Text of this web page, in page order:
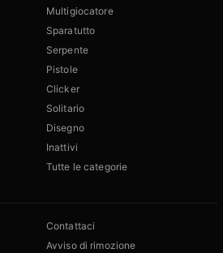
Multigiocatore
Sparatutto
Serpente
Pistole
Clicker
Solitario
Disegno
Inattivi
Tutte le categorie
Contattaci
Avviso di rimozione